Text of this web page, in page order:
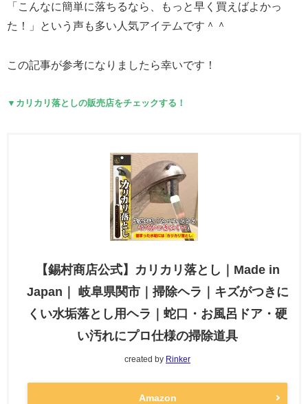
「こんなに簡単に落ちるなら、もっと早く買えばよかっ
た！」という声も多い人気アイテムです＾＾
この記事が参考になりましたら幸いです！
▼カリカリ落としの販売店をチェックする！
【錫村商店公式】カリカリ落とし｜Made in
Japan｜ 岐阜県関市｜掃除ヘラ｜キズがつきに
くい水垢落とし用ヘラ｜蛇口・お風呂ドア・硬
い汚れにプロ仕様の掃除道具
created by Rinker
Amazon